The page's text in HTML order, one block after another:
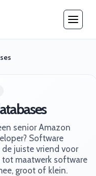
senior Amazon
Software
juiste vriend voor
tot maatwerk software
groot of klein.